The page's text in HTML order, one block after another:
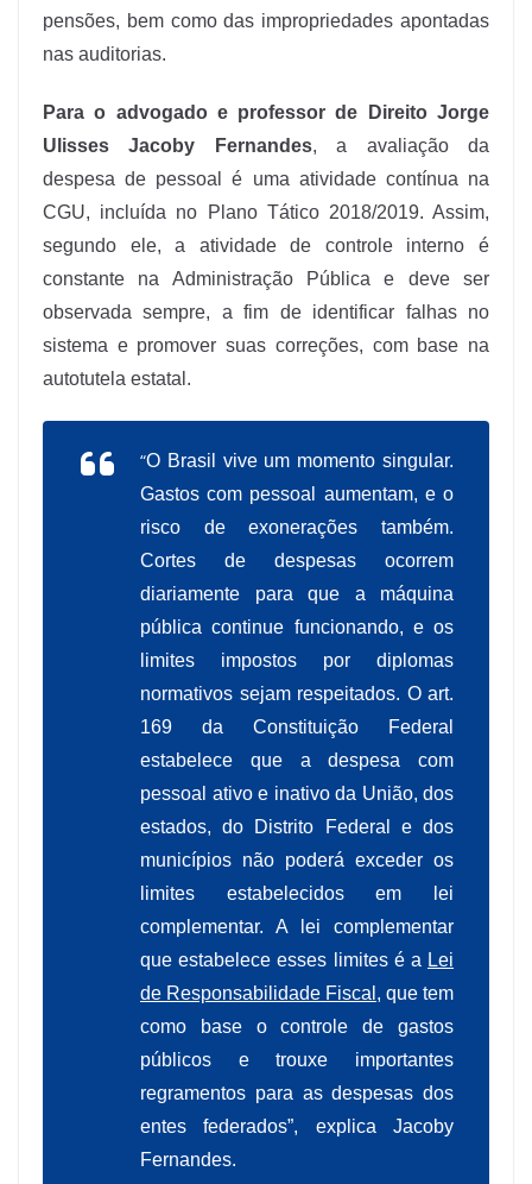
pensões, bem como das impropriedades apontadas
nas auditorias.
Para o advogado e professor de Direito Jorge
Ulisses Jacoby Fernandes, a avaliação da
despesa de pessoal é uma atividade contínua na
CGU, incluída no Plano Tático 2018/2019. Assim,
segundo ele, a atividade de controle interno é
constante na Administração Pública e deve ser
observada sempre, a fim de identificar falhas no
sistema e promover suas correções, com base na
autotutela estatal.
“O Brasil vive um momento singular.
Gastos com pessoal aumentam, e o
risco de exonerações também.
Cortes de despesas ocorrem
diariamente para que a máquina
pública continue funcionando, e os
limites impostos por diplomas
normativos sejam respeitados. O art.
169 da Constituição Federal
estabelece que a despesa com
pessoal ativo e inativo da União, dos
estados, do Distrito Federal e dos
municípios não poderá exceder os
limites estabelecidos em lei
complementar. A lei complementar
que estabelece esses limites é a Lei
de Responsabilidade Fiscal , que tem
como base o controle de gastos
públicos e trouxe importantes
regramentos para as despesas dos
entes federados”, explica Jacoby
Fernandes.